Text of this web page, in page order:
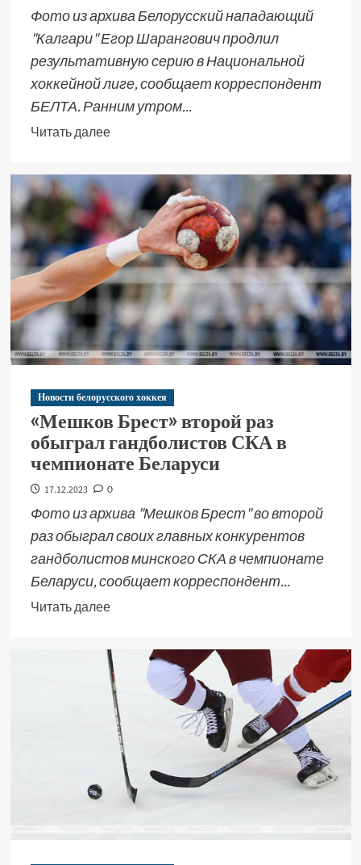
Фото из архива Белорусский нападающий
"Калгари" Егор Шарангович продлил
результативную серию в Национальной
хоккейной лиге, сообщает корреспондент
БЕЛТА. Ранним утром...
Читать далее
Новости белорусского хоккея
«Мешков Брест» второй раз
обыграл гандболистов СКА в
чемпионате Беларуси
17.12.2023 0
Фото из архива "Мешков Брест" во второй
раз обыграл своих главных конкурентов
гандболистов минского СКА в чемпионате
Беларуси, сообщает корреспондент...
Читать далее